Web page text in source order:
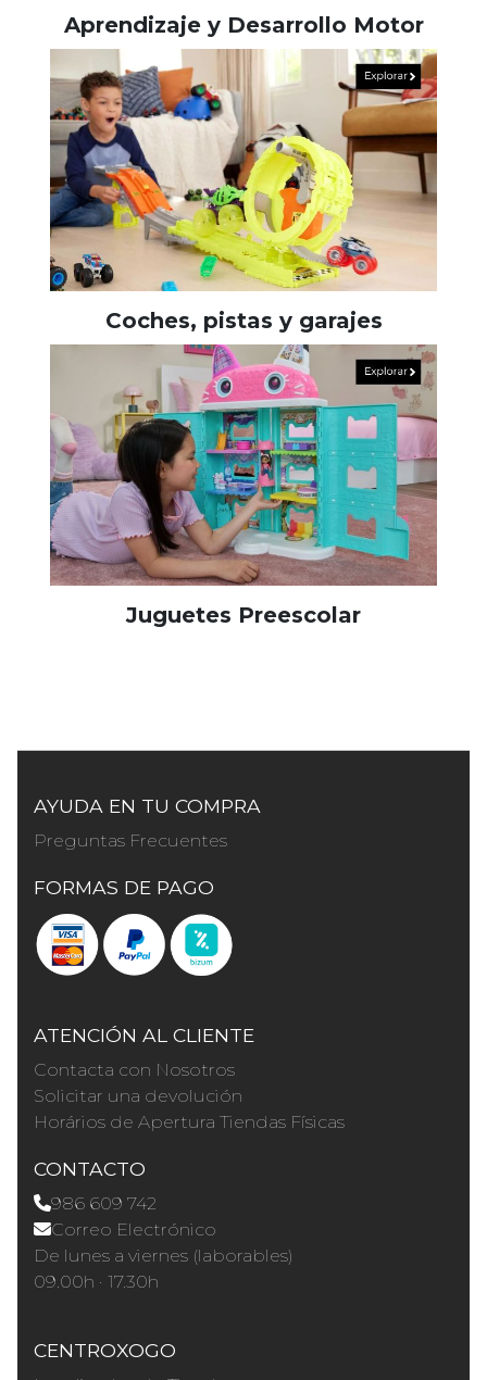
Aprendizaje y Desarrollo Motor
Coches, pistas y garajes
Juguetes Preescolar
AYUDA EN TU COMPRA
Preguntas Frecuentes
FORMAS DE PAGO
ATENCIÓN AL CLIENTE
Contacta con Nosotros
Solicitar una devolución
Horários de Apertura Tiendas Físicas
CONTACTO
986 609 742
Correo Electrónico
De lunes a viernes (laborables)
09.00h · 17.30h
CENTROXOGO